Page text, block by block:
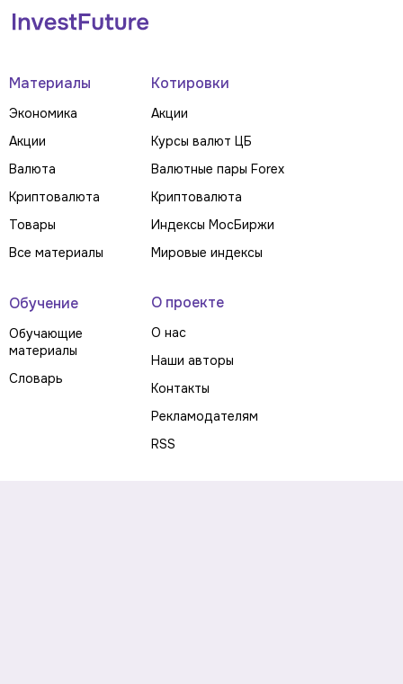
Материалы
Экономика
Акции
Валюта
Криптовалюта
Товары
Все материалы
Котировки
Акции
Курсы валют ЦБ
Валютные пары Forex
Криптовалюта
Индексы МосБиржи
Мировые индексы
Обучение
Обучающие
материалы
Словарь
О проекте
О нас
Наши авторы
Контакты
Рекламодателям
RSS